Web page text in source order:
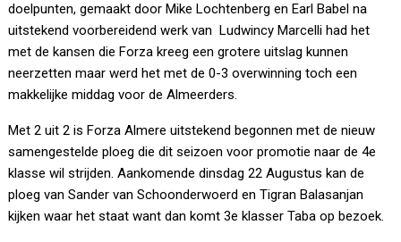
doelpunten, gemaakt door Mike Lochtenberg en Earl Babel na
uitstekend voorbereidend werk van Ludwincy Marcelli had het
met de kansen die Forza kreeg een grotere uitslag kunnen
neerzetten maar werd het met de 0-3 overwinning toch een
makkelijke middag voor de Almeerders.
Met 2 uit 2 is Forza Almere uitstekend begonnen met de nieuw
samengestelde ploeg die dit seizoen voor promotie naar de 4e
klasse wil strijden. Aankomende dinsdag 22 Augustus kan de
ploeg van Sander van Schoonderwoerd en Tigran Balasanjan
kijken waar het staat want dan komt 3e klasser Taba op bezoek.